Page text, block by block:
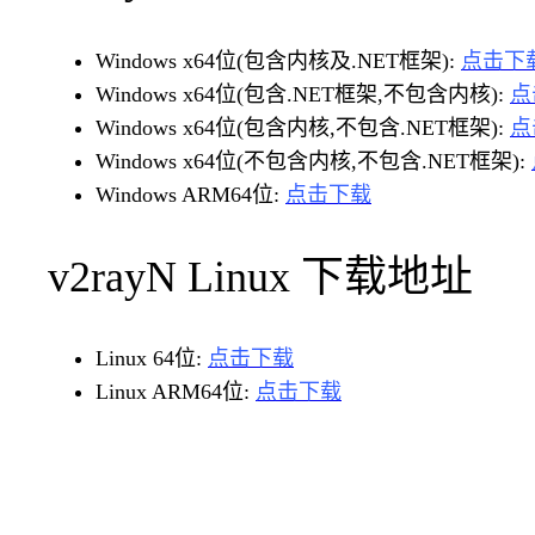
Windows x64位(包含内核及.NET框架): 点击下
Windows x64位(包含.NET框架,不包含内核):
Windows x64位(包含内核,不包含.NET框架):
Windows x64位(不包含内核,不包含.NET框架):
Windows ARM64位: 点击下载
v2rayN Linux 下载地址
Linux 64位: 点击下载
Linux ARM64位: 点击下载